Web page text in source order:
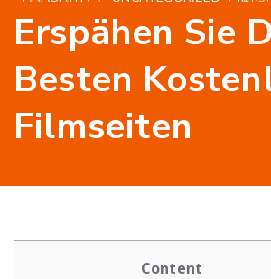
Erspähen Sie
Besten
Filmseiten
Content